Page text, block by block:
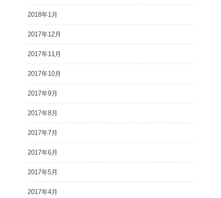
2018年1月
2017年12月
2017年11月
2017年10月
2017年9月
2017年8月
2017年7月
2017年6月
2017年5月
2017年4月